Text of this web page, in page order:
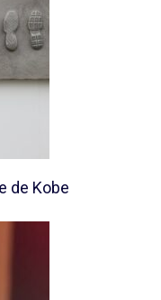
de Kobe